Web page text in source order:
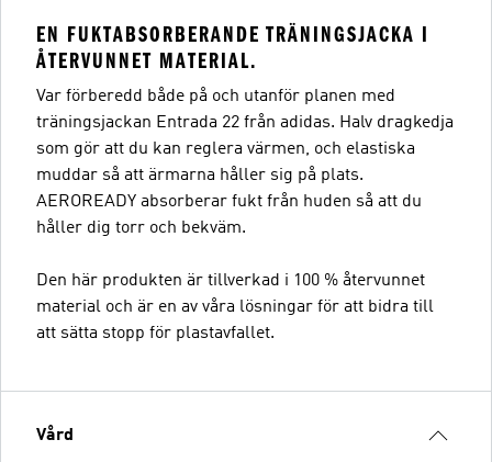
EN FUKTABSORBERANDE TRÄNINGSJACKA I
ÅTERVUNNET MATERIAL.
Var förberedd både på och utanför planen med
träningsjackan Entrada 22 från adidas. Halv dragkedja
som gör att du kan reglera värmen, och elastiska
muddar så att ärmarna håller sig på plats.
AEROREADY absorberar fukt från huden så att du
håller dig torr och bekväm.
Den här produkten är tillverkad i 100 % återvunnet
material och är en av våra lösningar för att bidra till
att sätta stopp för plastavfallet.
Vård